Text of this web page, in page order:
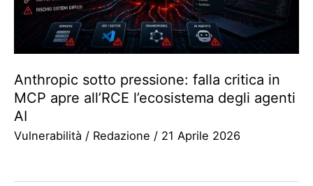
Anthropic sotto pressione: falla critica in
MCP apre all’RCE l’ecosistema degli agenti
AI
Vulnerabilità / Redazione / 21 Aprile 2026